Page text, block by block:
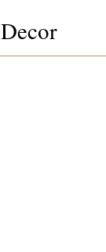
Decor